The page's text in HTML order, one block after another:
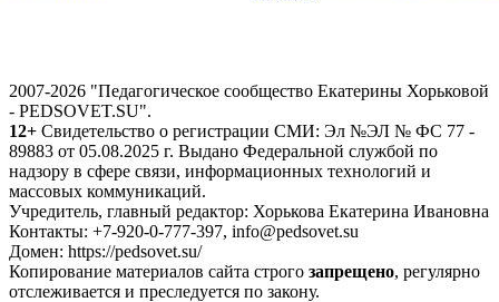
2007-2026 "Педагогическое сообщество Екатерины Хорьковой
- PEDSOVET.SU".
12+ Свидетельство о регистрации СМИ: Эл №ЭЛ № ФС 77 -
89883 от 05.08.2025 г. Выдано Федеральной службой по
надзору в сфере связи, информационных технологий и
массовых коммуникаций.
Учредитель, главный редактор: Хорькова Екатерина Ивановна
Контакты: +7-920-0-777-397, info@pedsovet.su
Домен: https://pedsovet.su/
Копирование материалов сайта строго запрещено, регулярно
отслеживается и преследуется по закону.